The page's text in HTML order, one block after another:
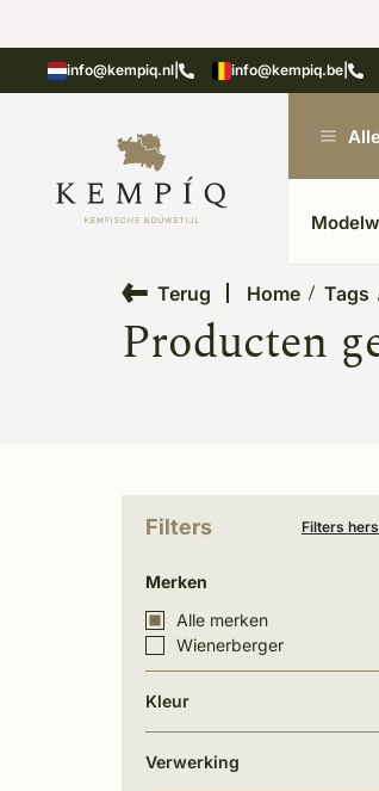
info@kempiq.nl info@kempiq.be
in Kesteren Unieke
Terug Home Tags
Producten
Filters Filters
Merken
Alle merken
Wienerberger
Kleur
Verwerking